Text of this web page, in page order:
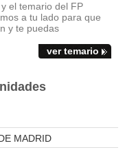
el temario del FP
a tu lado para que
y te puedas
ver temario
MADRID